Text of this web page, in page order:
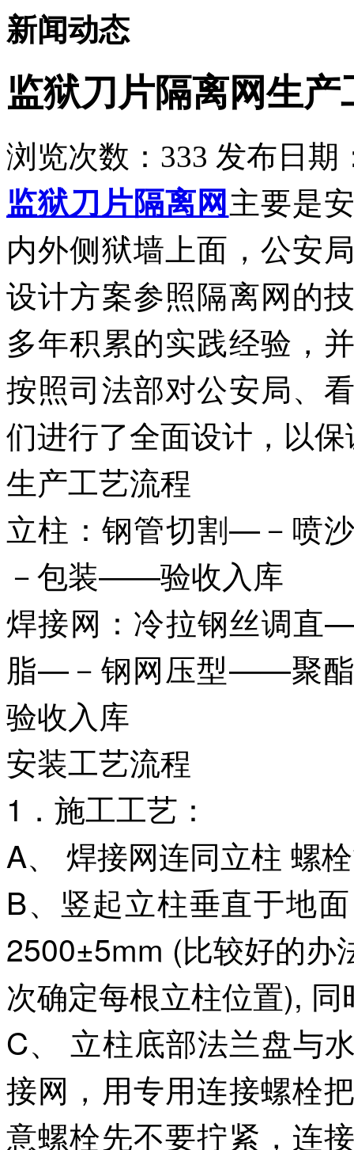
新闻动态
监狱刀片隔离网生产
浏览次数： 333 发布日期
监狱刀片隔离网主要是
内外侧狱墙上面，公安
设计方案参照隔离网的
多年积累的实践经验，
按照司法部对公安局、
们进行了全面设计，以
生产工艺流程
立柱：钢管切割—－喷
－包装――验收入
焊接网：冷拉钢丝调直
脂—－钢网压型——聚
验收入库
安装工艺流程
1．施工工艺：
A、 焊接网连同立柱 螺
B、竖起立柱垂直于地
2500±5mm (比较好的办
次确定每根立柱位置),
C、 立柱底部法兰盘与
接网，用专用连接螺栓
意螺栓先不要拧紧，连